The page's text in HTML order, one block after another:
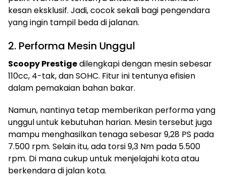
kesan eksklusif. Jadi, cocok sekali bagi pengendara
yang ingin tampil beda di jalanan.
2. Performa Mesin Unggul
Scoopy Prestigedilengkapi dengan mesin sebesar
110cc, 4-tak, dan SOHC. Fitur ini tentunya efisien
dalam pemakaian bahan bakar.
Namun, nantinya tetap memberikan performa yang
unggul untuk kebutuhan harian. Mesin tersebut juga
mampu menghasilkan tenaga sebesar 9,28 PS pada
7.500 rpm. Selain itu, ada torsi 9,3 Nm pada 5.500
rpm. Di mana cukup untuk menjelajahi kota atau
berkendara di jalan kota.